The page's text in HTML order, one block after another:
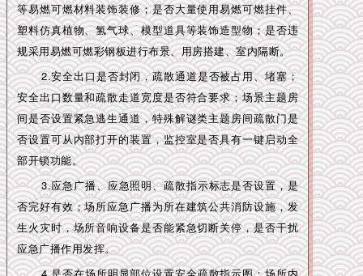
等易燃可燃材料装饰装修；是否大量使用易燃可燃挂件、
塑料仿真植物、氢气球、模型道具等装饰造型物；是否违
规采用易燃可燃彩钢板进行布景、用房搭建、室内隔断。
2.安全出口是否封闭，疏散通道是否被占用、堵塞；
安全出口数量和疏散走道宽度是否符合要求；场景主题房
间是否设置紧急逃生通道，特殊解谜类主题房间疏散门是
否设置可从内部打开的装置，监控室是否具有一键启动全
部开锁功能。
3.应急广播、应急照明、疏散指示标志是否设置，是
否完好有效；场所应急广播为所在建筑公共消防设施，发
生火灾时，场所音响设备是否能紧急切断关停，是否干扰
应急广播作用发挥。